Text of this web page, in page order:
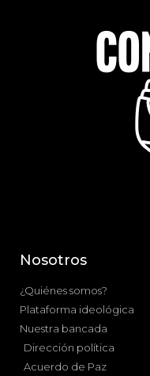
Nosotros
¿Quiénes somos?
Plataforma ideológica
Nuestra bancada
Dirección política
Acuerdo de Paz